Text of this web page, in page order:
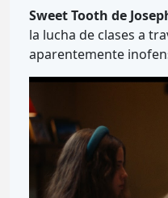
Sweet Tooth de
la lucha de clases a
aparentemente